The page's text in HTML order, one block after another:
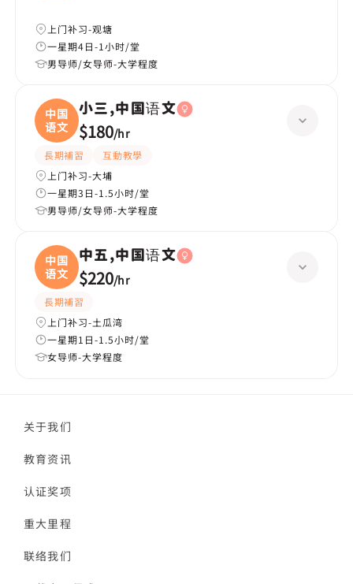
上门补习-观塘
一星期4日-1小时/堂
男导师/女导师-大学程度
中国
语文
小三,中国语文
$180/hr
長期補習
互動教學
上门补习-大埔
一星期3日-1.5小时/堂
男导师/女导师-大学程度
中国
语文
中五,中国语文
$220/hr
長期補習
上门补习-土瓜湾
一星期1日-1.5小时/堂
女导师-大学程度
关于我们
教育资讯
认证奖项
重大里程
联络我们